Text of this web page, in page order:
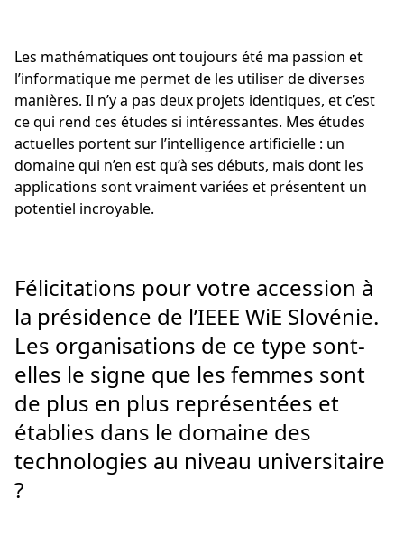
Les mathématiques ont toujours été ma passion et
l’informatique me permet de les utiliser de diverses
manières. Il n’y a pas deux projets identiques, et c’est
ce qui rend ces études si intéressantes. Mes études
actuelles portent sur l’intelligence artificielle : un
domaine qui n’en est qu’à ses débuts, mais dont les
applications sont vraiment variées et présentent un
potentiel incroyable.
Félicitations pour votre accession à
la présidence de l’IEEE WiE Slovénie.
Les organisations de ce type sont-
elles le signe que les femmes sont
de plus en plus représentées et
établies dans le domaine des
technologies au niveau universitaire
?